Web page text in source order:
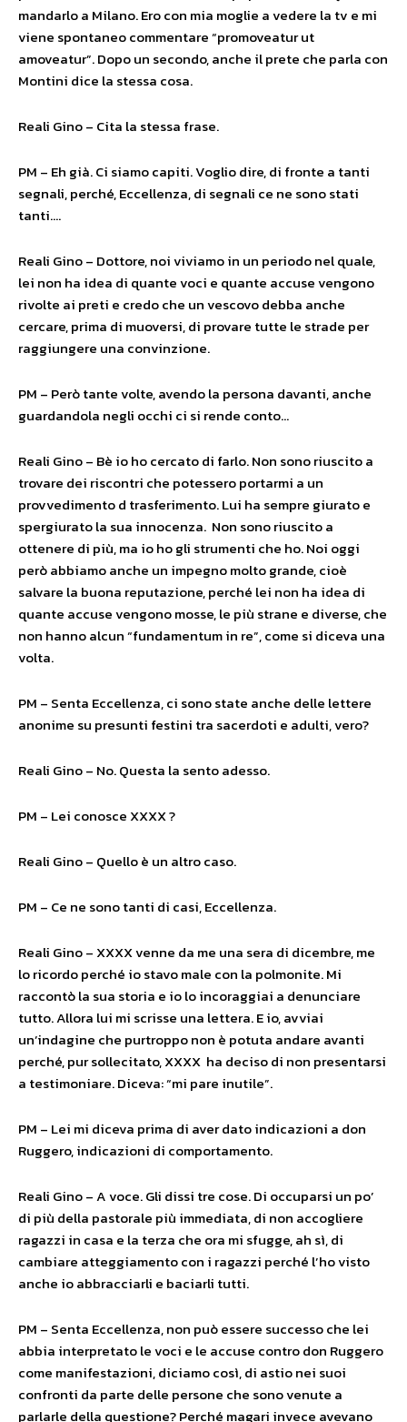
mandarlo a Milano. Ero con mia moglie a vedere la tv e mi
viene spontaneo commentare “promoveatur ut
amoveatur”. Dopo un secondo, anche il prete che parla con
Montini dice la stessa cosa.
Reali Gino – Cita la stessa frase.
PM – Eh già. Ci siamo capiti. Voglio dire, di fronte a tanti
segnali, perché, Eccellenza, di segnali ce ne sono stati
tanti….
Reali Gino – Dottore, noi viviamo in un periodo nel quale,
lei non ha idea di quante voci e quante accuse vengono
rivolte ai preti e credo che un vescovo debba anche
cercare, prima di muoversi, di provare tutte le strade per
raggiungere una convinzione.
PM – Però tante volte, avendo la persona davanti, anche
guardandola negli occhi ci si rende conto…
Reali Gino – Bè io ho cercato di farlo. Non sono riuscito a
trovare dei riscontri che potessero portarmi a un
provvedimento d trasferimento. Lui ha sempre giurato e
spergiurato la sua innocenza. Non sono riuscito a
ottenere di più, ma io ho gli strumenti che ho. Noi oggi
però abbiamo anche un impegno molto grande, cioè
salvare la buona reputazione, perché lei non ha idea di
quante accuse vengono mosse, le più strane e diverse, che
non hanno alcun “fundamentum in re”, come si diceva una
volta.
PM – Senta Eccellenza, ci sono state anche delle lettere
anonime su presunti festini tra sacerdoti e adulti, vero?
Reali Gino – No. Questa la sento adesso.
PM – Lei conosce XXXX ?
Reali Gino – Quello è un altro caso.
PM – Ce ne sono tanti di casi, Eccellenza.
Reali Gino – XXXX venne da me una sera di dicembre, me
lo ricordo perché io stavo male con la polmonite. Mi
raccontò la sua storia e io lo incoraggiai a denunciare
tutto. Allora lui mi scrisse una lettera. E io, avviai
un’indagine che purtroppo non è potuta andare avanti
perché, pur sollecitato, XXXX ha deciso di non presentarsi
a testimoniare. Diceva: “mi pare inutile”.
PM – Lei mi diceva prima di aver dato indicazioni a don
Ruggero, indicazioni di comportamento.
Reali Gino – A voce. Gli dissi tre cose. Di occuparsi un po’
di più della pastorale più immediata, di non accogliere
ragazzi in casa e la terza che ora mi sfugge, ah sì, di
cambiare atteggiamento con i ragazzi perché l’ho visto
anche io abbracciarli e baciarli tutti.
PM – Senta Eccellenza, non può essere successo che lei
abbia interpretato le voci e le accuse contro don Ruggero
come manifestazioni, diciamo così, di astio nei suoi
confronti da parte delle persone che sono venute a
parlarle della questione? Perché magari invece avevano